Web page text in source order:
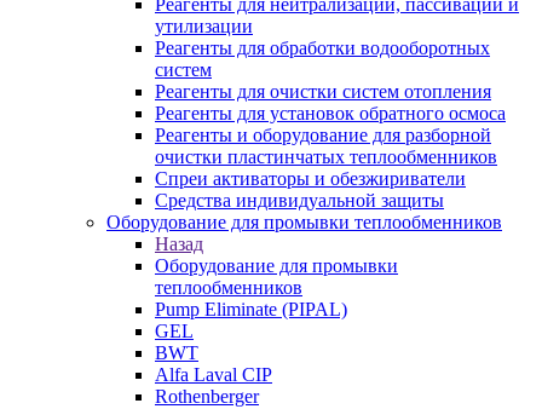
Реагенты для нейтрализации, пассивации и
утилизации
Реагенты для обработки водооборотных
систем
Реагенты для очистки систем отопления
Реагенты для установок обратного осмоса
Реагенты и оборудование для разборной
очистки пластинчатых теплообменников
Спреи активаторы и обезжириватели
Средства индивидуальной защиты
Оборудование для промывки теплообменников
Назад
Оборудование для промывки
теплообменников
Pump Eliminate (PIPAL)
GEL
BWT
Alfa Laval CIP
Rothenberger